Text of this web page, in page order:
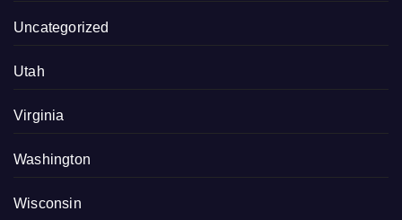
Uncategorized
Utah
Virginia
Washington
Wisconsin